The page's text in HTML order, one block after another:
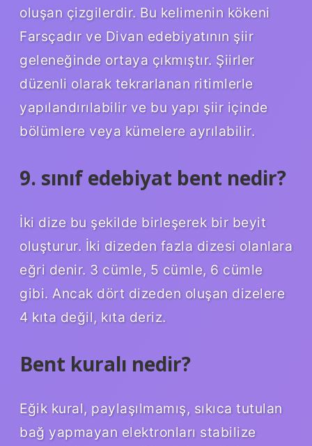
oluşan çizgilerdir. Bu kelimenin kökeni
Farsçadır ve Divan edebiyatının şiir
geleneğinde ortaya çıkmıştır. Şiirler
düzenli olarak tekrarlanan ritimlerle
yapılandırılabilir ve bu yapı şiir içinde
bölümlere veya kümelere ayrılabilir.
9. sınıf edebiyat bent nedir?
İki dize bu şekilde birleşerek bir beyit
oluşturur. İki dizeden fazla dizesi olanlara
eğri denir. 3 cümle, 5 cümle, 6 cümle
gibi. Ancak dört dizeden oluşan dizelere
4 kıta değil, kıta deriz.
Bent kuralı nedir?
Eğik kural, paylaşılmamış, sıkıca tutulan
bağ yapmayan elektronları stabilize